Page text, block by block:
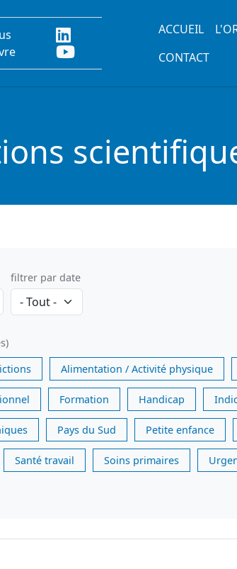
Main
ACCUEIL
CONTACT
filtrer par date
Alimentation / Activité physique
Formation Handicap
Pays du Sud Petite enfance
Santé travail Soins primaires